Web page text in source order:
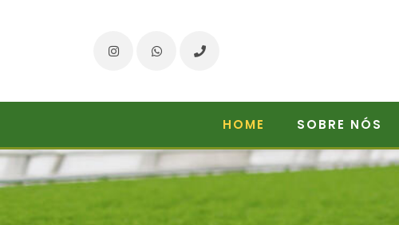
InstagramWhatsAppTelefone
HOME SOBRE NÓS